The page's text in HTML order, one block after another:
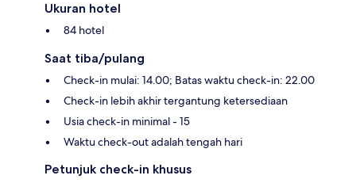
Ukuran hotel
84 hotel
Saat tiba/pulang
Check-in mulai: 14.00; Batas waktu check-in: 22.00
Check-in lebih akhir tergantung ketersediaan
Usia check-in minimal - 15
Waktu check-out adalah tengah hari
Petunjuk check-in khusus